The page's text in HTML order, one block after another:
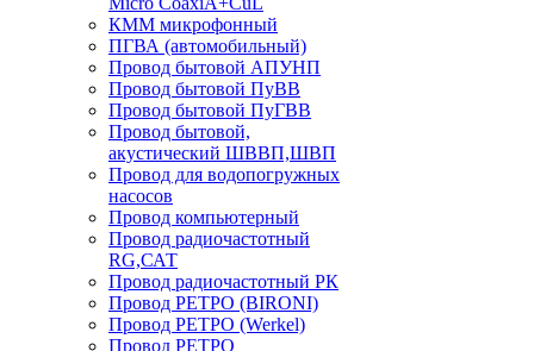
КММ микрофонный
ПГВА (автомобильный)
Провод бытовой АПУНП
Провод бытовой ПуВВ
Провод бытовой ПуГВВ
Провод бытовой,
акустический ШВВП,ШВП
Провод для водопогружных
насосов
Провод компьютерный
Провод радиочастотный
RG,САТ
Провод радиочастотный РК
Провод РЕТРО (BIRONI)
Провод РЕТРО (Werkel)
Провод РЕТРО